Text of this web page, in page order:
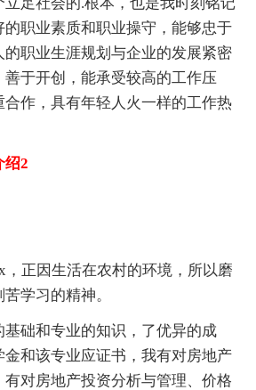
的职业素质和职业操守，能够忠于
的职业生涯规划与企业的发展紧密
于开创，能承受较高的工作压
合作，具有年轻人火一样的工作热
绍2
，正因生活在农村的环境，所以磨
学习的精神。
基础和专业的知识，了优异的成
和该专业应证书，我有对房地产
对房地产投资分析与管理、价格